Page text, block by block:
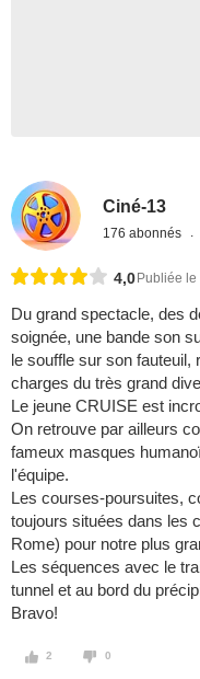
Ciné-13
176 abonnés
4,0 Publiée
Du grand spectacle, des
soignée, une bande son
le souffle sur son fauteuil,
charges du très grand
Le jeune CRUISE est
On retrouve par ailleurs
fameux masques
l'équipe.
Les courses-poursuites,
toujours situées dans les
Rome) pour notre plus
Les séquences avec le
tunnel et au bord du
Bravo!
2 0